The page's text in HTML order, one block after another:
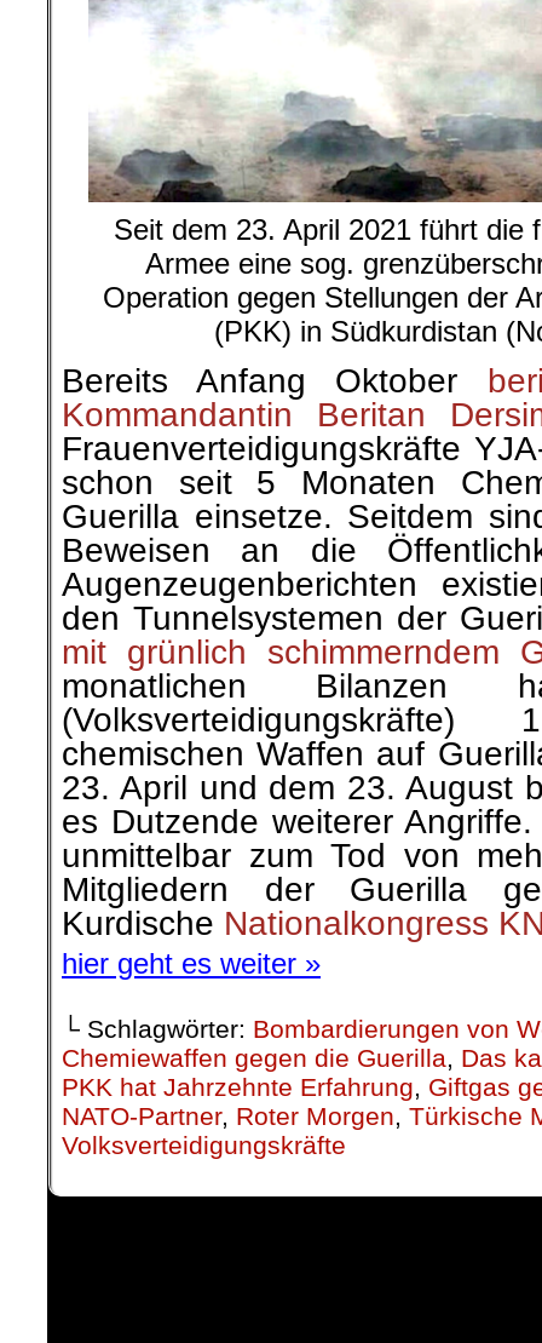
Seit dem 23. April 2021 führt die
Armee eine sog.
Operation gegen Stellungen der
(PKK) in Südkurdistan
Bereits Anfang Oktober
Kommandantin Beritan
Frauenverteidigungskräfte
schon seit 5 Monaten
Guerilla einsetze. Seitdem
Beweisen an die
Augenzeugenberichten
den Tunnelsystemen der
mit grünlich schimmerndem
monatlichen Bilanzen
chemischen Waffen auf
23. April und dem 23. August
es Dutzende weiterer
unmittelbar zum Tod von
Mitgliedern der Guerilla
Kurdische Nationalkongress
hier geht es weiter »
└ Schlagwörter: Bombardierungen von
Chemiewaffen gegen die Guerilla, Das
PKK hat Jahrzehnte Erfahrung, Giftgas
NATO-Partner, Roter Morgen, Türkische
Volksverteidigungskräfte